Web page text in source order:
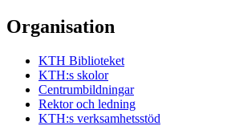
Organisation
KTH Biblioteket
KTH:s skolor
Centrumbildningar
Rektor och ledning
KTH:s verksamhetsstöd